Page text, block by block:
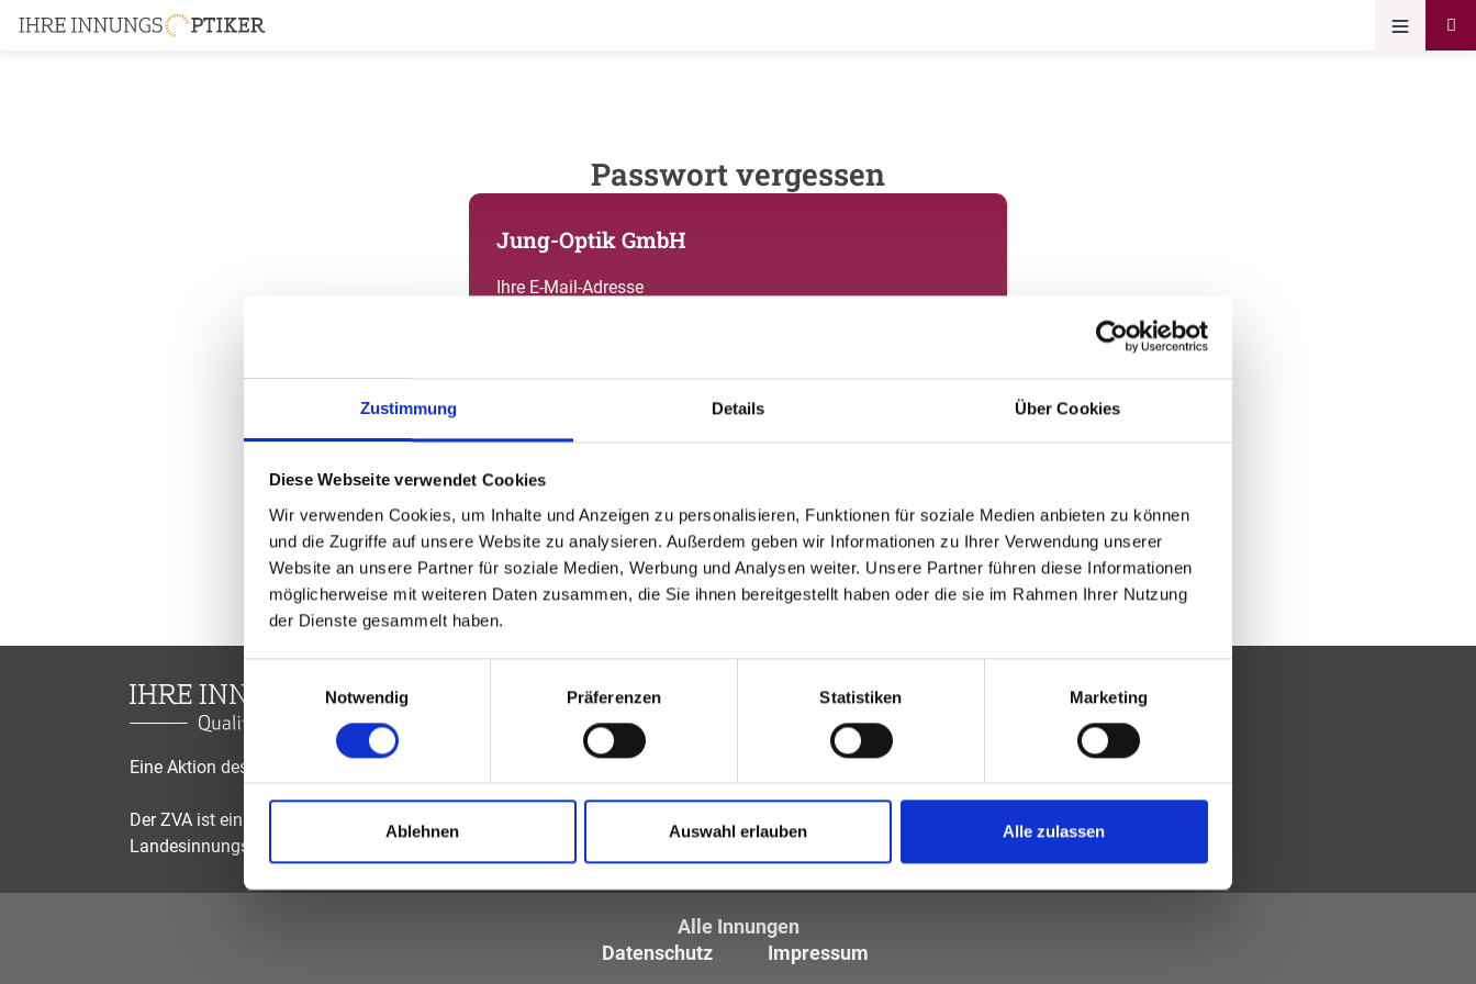
Zustimmung Details Über Cookies
Diese Webseite verwendet Cookies
Wir verwenden Cookies, um Inhalte und Anzeigen zu personalisieren, Funktionen für soziale Medien anbieten zu können
und die Zugriffe auf unsere Website zu analysieren. Außerdem geben wir Informationen zu Ihrer Verwendung unserer
Website an unsere Partner für soziale Medien, Werbung und Analysen weiter. Unsere Partner führen diese Informationen
möglicherweise mit weiteren Daten zusammen, die Sie ihnen bereitgestellt haben oder die sie im Rahmen Ihrer Nutzung
der Dienste gesammelt haben.
Notwendig
Präferenzen Statistiken Marketing
Ablehnen Auswahl erlauben Alle zulassen
Passwort vergessen
Jung-Optik GmbH
Ihre E-Mail-Adresse
Eine Aktion des Zentralverbandes der Augenoptiker und Optometristen (ZVA)
Der ZVA ist ein Bundesinnungsverband, seine Mitglieder sind die
Landesinnungsverbände und Landesinnungen des Augenoptikerhandwerks.
Alle Innungen
Datenschutz
Impressum